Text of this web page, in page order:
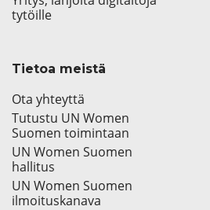
tytöille
Tietoa meistä
Ota yhteyttä
Tutustu UN Women
Suomen toimintaan
UN Women Suomen
hallitus
UN Women Suomen
ilmoituskanava